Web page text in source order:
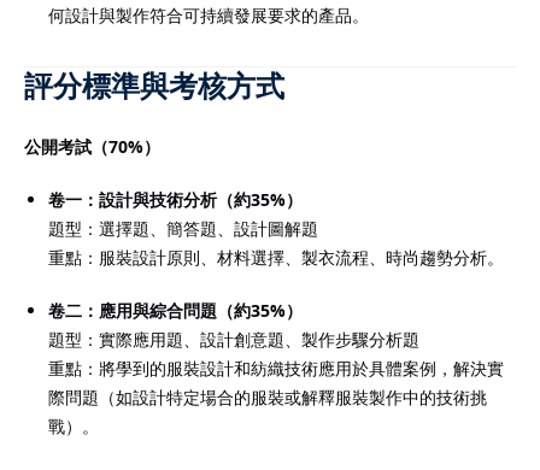
何設計與製作符合可持續發展要求的產品。
評分標準與考核方式
公開考試（70%）
卷一：設計與技術分析（約35%）
題型：選擇題、簡答題、設計圖解題
重點：服裝設計原則、材料選擇、製衣流程、時尚趨勢分析。
卷二：應用與綜合問題（約35%）
題型：實際應用題、設計創意題、製作步驟分析題
重點：將學到的服裝設計和紡織技術應用於具體案例，解決實
際問題（如設計特定場合的服裝或解釋服裝製作中的技術挑
戰）。